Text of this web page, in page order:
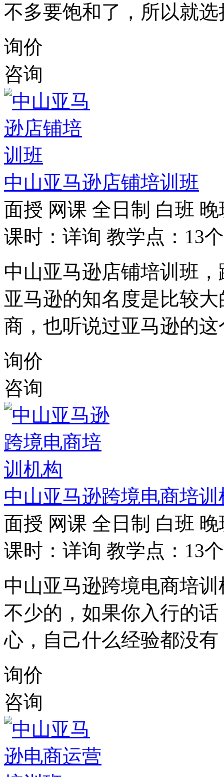
不多要饱和了，所以就
询价
咨询
中山亚马逊店铺培训班
面授 网课 全日制 白班 晚
课时：详询 教学点：13个
中山亚马逊店铺培训班
亚马逊的知名度是比较
商，也听说过亚马逊的
询价
咨询
中山亚马逊跨境电商培训
面授 网课 全日制 白班 晚
课时：详询 教学点：13个
中山亚马逊跨境电商培
不少的，如果你入行的
心，自己什么经验都没
询价
咨询